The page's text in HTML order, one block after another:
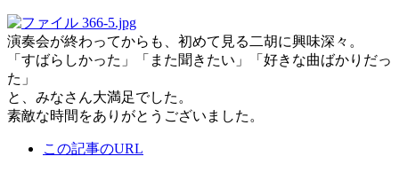
演奏会が終わってからも、初めて見る二胡に興味深々。
「すばらしかった」「また聞きたい」「好きな曲ばかりだっ
た」
と、みなさん大満足でした。
素敵な時間をありがとうございました。
この記事のURL